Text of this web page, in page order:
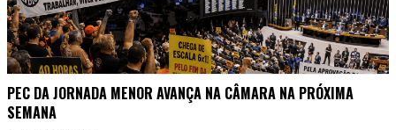
PEC DA JORNADA MENOR AVANÇA NA CÂMARA NA PRÓXIMA
SEMANA